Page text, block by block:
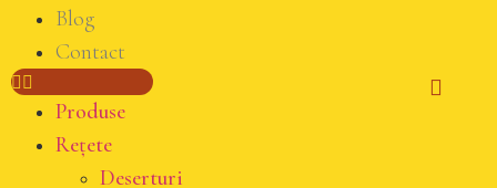
Blog
Contact
Produse
Rețete
Deserturi